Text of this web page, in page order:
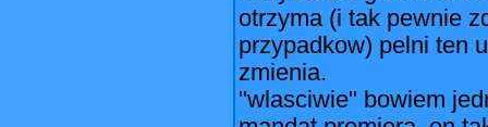
otrzyma (i tak pewnie
przypadkow) pelni ten
zmienia.
"wlasciwie" bowiem